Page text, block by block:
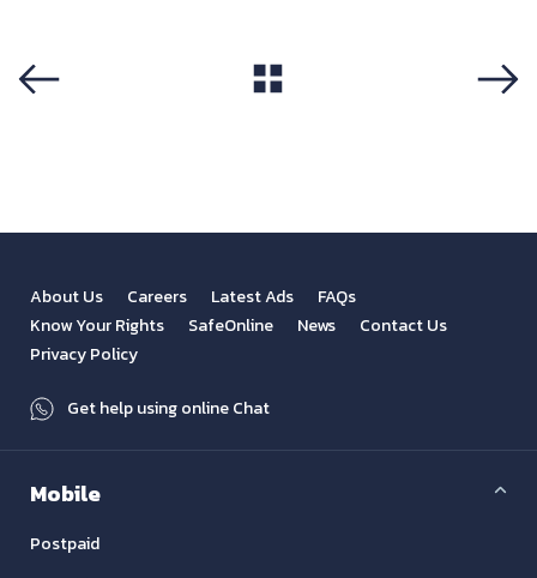
About Us Careers Latest Ads
FAQs
Know Your Rights
SafeOnline News
Contact Us
Privacy Policy
Get help using online Chat
Mobile
Postpaid